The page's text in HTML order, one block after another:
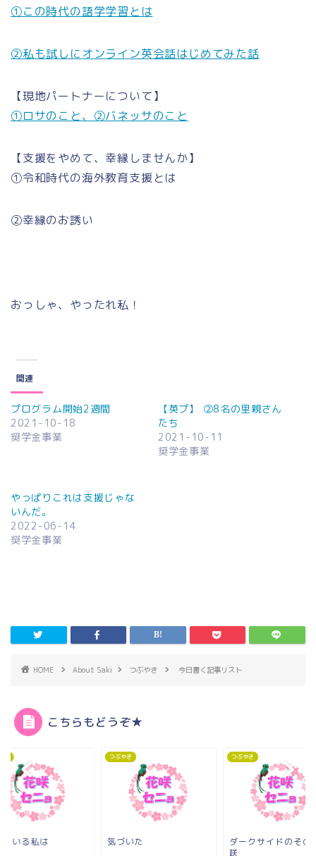
①この時代の語学学習とは
②私も試しにオンライン英会話はじめてみた話
【現地パートナーについて】
①ロサのこと、②バネッサのこと
【支援をやめて、幸縁しませんか】
①令和時代の海外教育支援とは
②幸縁のお誘い
おっしゃ、やったれ私！
関連
プログラム開始2週間
2021-10-18
奨学金事業
【英プ】 ②8名の里親さん
たち
2021-10-11
奨学金事業
やっぱりこれは支援じゃな
いんだ。
2022-06-14
奨学金事業
HOME About Saki つぶやき 今日書く記事リスト
こちらもどうぞ★
にいる私は
つぶやき
気づいた
つぶやき
ダークサイドのその
咲